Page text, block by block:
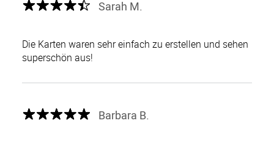
Sarah M.
Die Karten waren sehr einfach zu erstellen und sehen
superschön aus!
Barbara B.